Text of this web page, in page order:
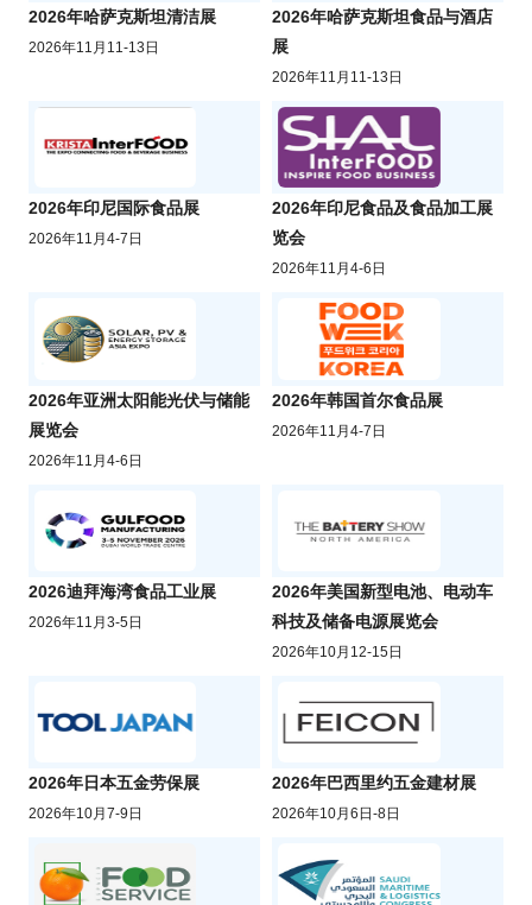
2026年哈萨克斯坦清洁展
2026年11月11-13日
2026年哈萨克斯坦食品与酒店
展
2026年11月11-13日
2026年印尼国际食品展
2026年11月4-7日
2026年印尼食品及食品加工展
览会
2026年11月4-6日
2026年亚洲太阳能光伏与储能
展览会
2026年11月4-6日
2026年韩国首尔食品展
2026年11月4-7日
2026迪拜海湾食品工业展
2026年11月3-5日
2026年美国新型电池、电动车
科技及储备电源展览会
2026年10月12-15日
2026年日本五金劳保展
2026年10月7-9日
2026年巴西里约五金建材展
2026年10月6日-8日